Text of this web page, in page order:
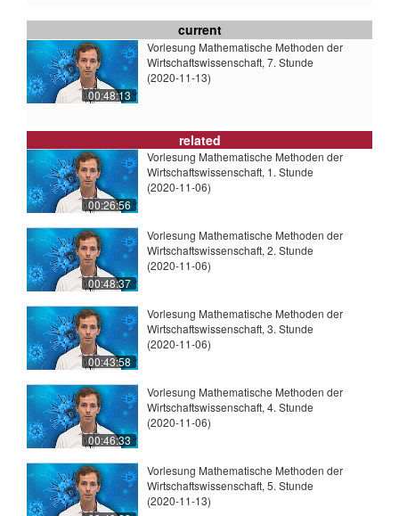
current
00:48:13
Vorlesung Mathematische Methoden der
Wirtschaftswissenschaft, 7. Stunde
(2020-11-13)
related
00:26:56
Vorlesung Mathematische Methoden der
Wirtschaftswissenschaft, 1. Stunde
(2020-11-06)
00:48:37
Vorlesung Mathematische Methoden der
Wirtschaftswissenschaft, 2. Stunde
(2020-11-06)
00:43:58
Vorlesung Mathematische Methoden der
Wirtschaftswissenschaft, 3. Stunde
(2020-11-06)
00:46:33
Vorlesung Mathematische Methoden der
Wirtschaftswissenschaft, 4. Stunde
(2020-11-06)
Vorlesung Mathematische Methoden der
Wirtschaftswissenschaft, 5. Stunde
(2020-11-13)